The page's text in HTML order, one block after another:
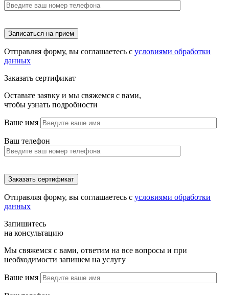
Отправляя форму, вы соглашаетесь с условиями обработки
данных
Заказать сертификат
Оставьте заявку и мы свяжемся с вами,
чтобы узнать подробности
Ваше имя
Ваш телефон
Отправляя форму, вы соглашаетесь с условиями обработки
данных
Запишитесь
на консультацию
Мы свяжемся с вами, ответим на все вопросы и при
необходимости запишем на услугу
Ваше имя